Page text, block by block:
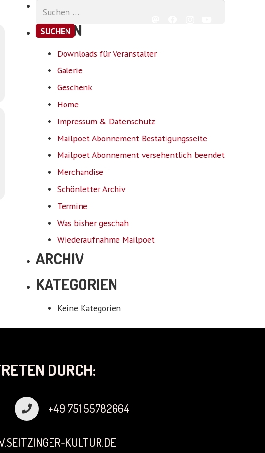
nach:
SEITEN
Downloads für Veranstalter
Galerie
Geschenk
Home
Impressum & Datenschutz
Mailpoet Abonnement Bestätigungsseite
Mailpoet Abonnement versehentlich beendet
Merchandise
Schönletter Archiv
Termine
Was bisher geschah
Wiederaufnahme Mailpoet
ARCHIV
KATEGORIEN
Keine Kategorien
DURCH:
+49 751 55782664
KULTUR.DE